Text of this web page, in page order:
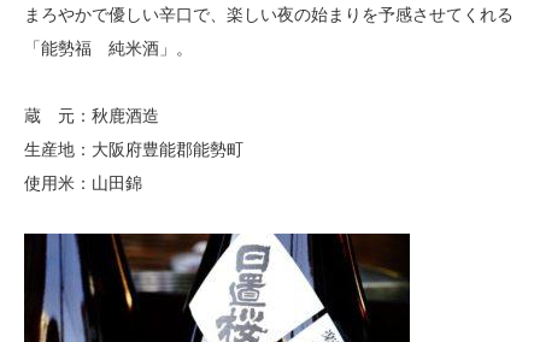
まろやかで優しい辛口で、楽しい夜の始まりを予感させてくれる
「能勢福 純米酒」。
蔵 元：秋鹿酒造
生産地：大阪府豊能郡能勢町
使用米：山田錦